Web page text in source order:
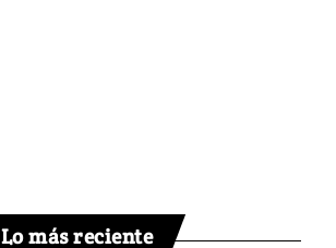
Lo más reciente